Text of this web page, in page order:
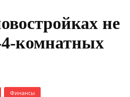
не
4-комнатных
Финансы